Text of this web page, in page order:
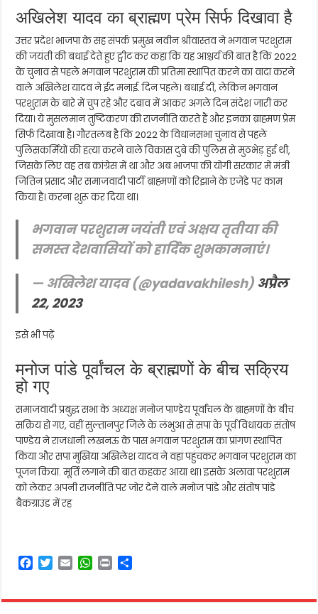
अखिलेश यादव का ब्राह्मण प्रेम सिर्फ दिखावा है
उत्तर प्रदेश भाजपा के सह संपर्क प्रमुख नवीन श्रीवास्तव ने भगवान परशुराम
की जयंती की बधाई देते हुए ट्वीट कर कहा कि यह आश्चर्य की बात है कि 2022
के चुनाव से पहले भगवान परशुराम की प्रतिमा स्थापित करने का वादा करने
वाले अखिलेश यादव ने ईद मनाई. दिन पहले। बधाई दी, लेकिन भगवान
परशुराम के बारे में चुप रहे और दबाव में आकर अगले दिन संदेश जारी कर
दिया। ये मुसलमान तुष्टिकरण की राजनीति करते हैं और इनका ब्राह्मण प्रेम
सिर्फ दिखावा है। गौरतलब है कि 2022 के विधानसभा चुनाव से पहले
पुलिसकर्मियों की हत्या करने वाले विकास दुबे की पुलिस से मुठभेड़ हुई थी,
जिसके लिए वह तब कांग्रेस में था और अब भाजपा की योगी सरकार में मंत्री
जितिन प्रसाद और समाजवादी पार्टी ब्राह्मणों को रिझाने के एजेंडे पर काम
किया है। करना शुरू कर दिया था।
भगवान परशुराम जयंती एवं अक्षय तृतीया की
समस्त देशवासियों को हार्दिक शुभकामनाएं।
— अखिलेश यादव (@yadavakhilesh) अप्रैल
22, 2023
इसे भी पढ़ें
मनोज पांडे पूर्वांचल के ब्राह्मणों के बीच सक्रिय
हो गए
समाजवादी प्रबुद्ध सभा के अध्यक्ष मनोज पाण्डेय पूर्वांचल के ब्राह्मणों के बीच
सक्रिय हो गए, वहीं सुल्तानपुर जिले के लंभुआ से सपा के पूर्व विधायक संतोष
पाण्डेय ने राजधानी लखनऊ के पास भगवान परशुराम का प्रांगण स्थापित
किया और सपा मुखिया अखिलेश यादव ने वहां पहुंचकर भगवान परशुराम का
पूजन किया. मूर्ति लगाने की बात कहकर आया था। इसके अलावा परशुराम
को लेकर अपनी राजनीति पर जोर देने वाले मनोज पांडे और संतोष पांडे
बैकग्राउंड में रह
F
e
T
t
E
i
W
t
P
n
r